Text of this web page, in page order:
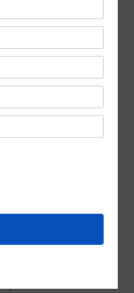
gemäß §27 a
Plattform zur
im Impressum.
an